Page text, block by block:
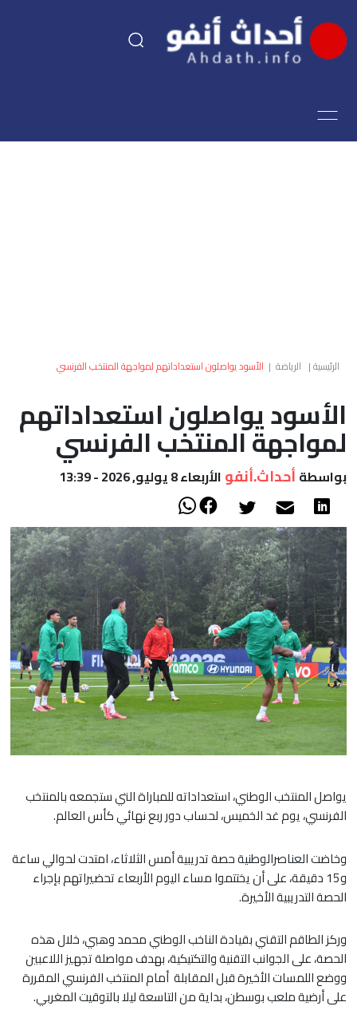
اقتصاد
العالم
أعمدة
الصحراء
الرئيسية| الرياضة | الأسود يواصلون استعداداتهم لمواجهة المنتخب الفرنسي
الأسود يواصلون استعداداتهم
لمواجهة المنتخب الفرنسي
بواسطة أحداث.أنفو الأربعاء 8 يوليو, 2026 - 13:39
يواصل المنتخب الوطني، استعداداته للمباراة التي ستجمعه بالمنتخب
الفرنسي، يوم غد الخميس، لحساب دور ربع نهائي كأس العالم.
وخاضت العناصرالوطنية حصة تدريبية أمس الثلاثاء، امتدت لحوالي ساعة
و15 دقيقة، على أن يختتموا مساء اليوم الأربعاء تحضيراتهم بإجراء
الحصة التدريبية الأخيرة.
وركز الطاقم التقني بقيادة الناخب الوطني محمد وهبي، خلال هذه
الحصة، على الجوانب التقنية والتكتيكية، بهدف مواصلة تجهيز اللاعبين
ووضع اللمسات الأخيرة قبل المقابلة أمام المنتخب الفرنسي المقررة
على أرضية ملعب بوسطن، بداية من التاسعة ليلا بالتوقيت المغربي.